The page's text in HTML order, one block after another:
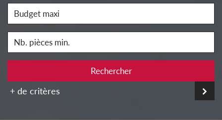
Rechercher
+ de critères